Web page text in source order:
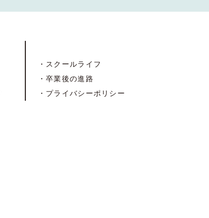
・スクールライフ
・卒業後の進路
・プライバシーポリシー